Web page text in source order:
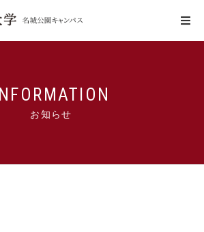
施設利用
INFORMATION
お知らせ